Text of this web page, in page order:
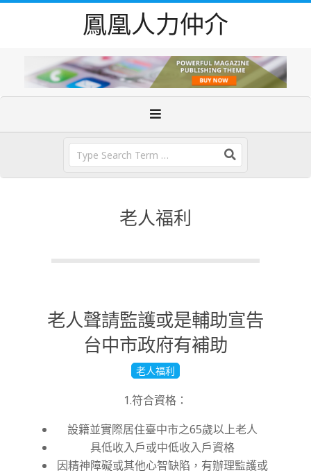
鳳凰人力仲介
老人福利
老人聲請監護或是輔助宣告
台中市政府有補助
老人福利
1.符合資格：
設籍並實際居住臺中市之65歲以上老人
具低收入戶或中低收入戶資格
因精神障礙或其他心智缺陷，有辦理監護或